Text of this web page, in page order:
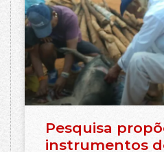
Pesquisa
instrumentos